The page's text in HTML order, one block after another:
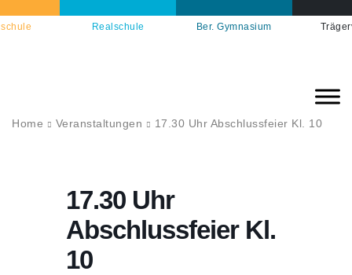
Realschule Ber. Gymnasium
Home Veranstaltungen 17.30 Uhr Abschlussfeier Kl. 10
17.30 Uhr
Abschlussfeier Kl.
10